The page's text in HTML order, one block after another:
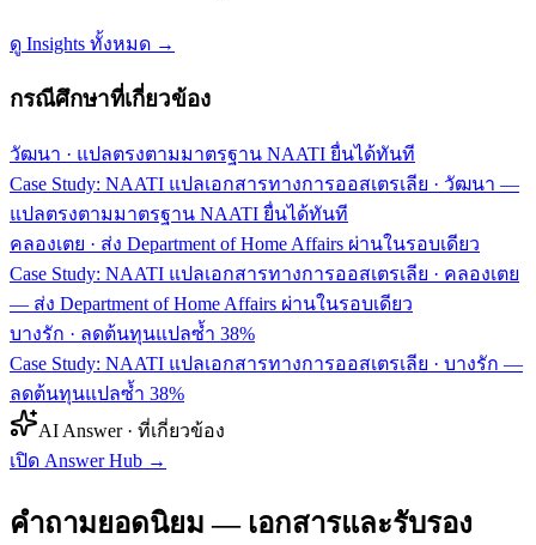
ดู Insights ทั้งหมด →
กรณีศึกษาที่เกี่ยวข้อง
วัฒนา · แปลตรงตามมาตรฐาน NAATI ยื่นได้ทันที
Case Study: NAATI แปลเอกสารทางการออสเตรเลีย · วัฒนา —
แปลตรงตามมาตรฐาน NAATI ยื่นได้ทันที
คลองเตย · ส่ง Department of Home Affairs ผ่านในรอบเดียว
Case Study: NAATI แปลเอกสารทางการออสเตรเลีย · คลองเตย
— ส่ง Department of Home Affairs ผ่านในรอบเดียว
บางรัก · ลดต้นทุนแปลซ้ำ 38%
Case Study: NAATI แปลเอกสารทางการออสเตรเลีย · บางรัก —
ลดต้นทุนแปลซ้ำ 38%
AI Answer · ที่เกี่ยวข้อง
เปิด Answer Hub →
คำถามยอดนิยม — เอกสารและรับรอง